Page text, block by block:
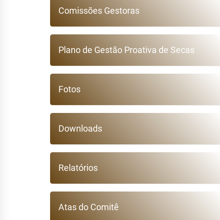
Comissões Gestoras
Plano de Gestão Proativa de Secas
Fotos
Downloads
Relatórios
Atas do Comitê